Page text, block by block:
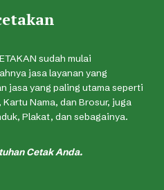
sudah mulai
jasa layanan yang
jasa yang paling utama seperti
Nama, dan Brosur, juga
Plakat, dan sebagainya.
Cetak Anda.